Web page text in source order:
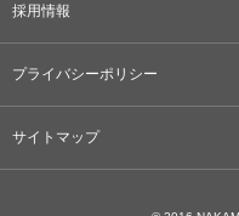
採用情報
プライバシーポリシー
サイトマップ